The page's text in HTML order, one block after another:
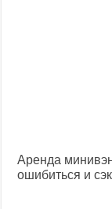
Аренда
ошибиться и